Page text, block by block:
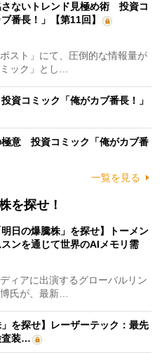
さないトレンド見極め術 投資コ
番長！」【第11回】
スト」にて、圧倒的な情報量が
ック」とし…
資コミック「俺がカブ番長！」
意 投資コミック「俺がカブ番
一覧を見る
を探せ！
明日の爆騰株」を探せ】トーメン
ンを通じて世界のAIメモリ需
ィアに出演するグローバルリン
氏が、最新…
を探せ】レーザーテック：最先
査装…